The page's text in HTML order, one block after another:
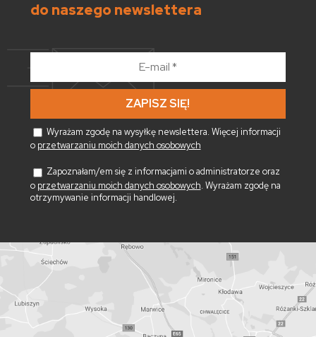
do naszego newslettera
*
Wyrażam zgodę na wysyłkę newslettera. Więcej informacji
o przetwarzaniu moich danych osobowych
Zapoznałam/em się z informacjami o administratorze oraz
o przetwarzaniu moich danych osobowych. Wyrażam zgodę na
otrzymywanie informacji handlowej.